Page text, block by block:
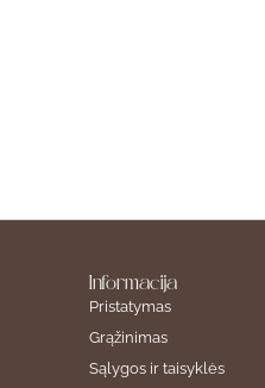
Informacija
Pristatymas
Grąžinimas
Sąlygos ir taisyklės